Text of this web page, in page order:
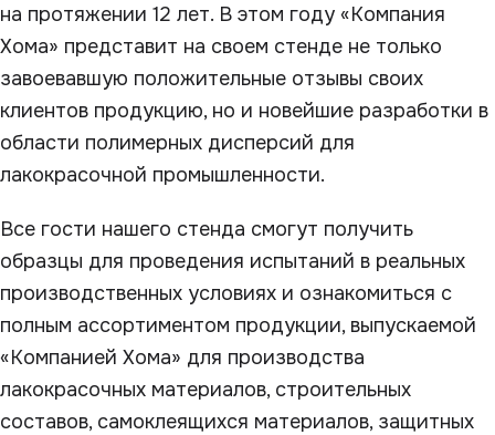
на протяжении 12 лет. В этом году «Компания
Хома» представит на своем стенде не только
завоевавшую положительные отзывы своих
клиентов продукцию, но и новейшие разработки в
области полимерных дисперсий для
лакокрасочной промышленности.
Все гости нашего стенда смогут получить
образцы для проведения испытаний в реальных
производственных условиях и ознакомиться с
полным ассортиментом продукции, выпускаемой
«Компанией Хома» для производства
лакокрасочных материалов, строительных
составов, самоклеящихся материалов, защитных